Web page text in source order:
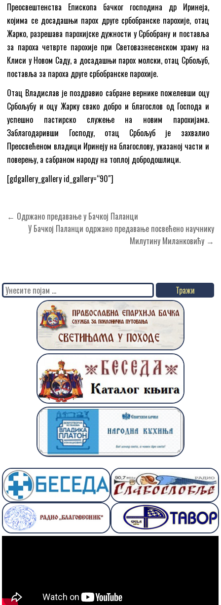
Преосвештенства Епископа бачког господина др Иринеја,
којима се досадашњи парох друге србобранске парохије, отац
Жарко, разрешава парохијске дужности у Србобрану и поставља
за пароха четврте парохије при Световазнесенском храму на
Клиси у Новом Саду, а досадашњи парох молски, отац Србољуб,
поставља за пароха друге србобранске парохије.
Отац Владислав је поздравио сабране вернике пожелевши оцу
Србољубу и оцу Жарку свако добро и благослов од Господа и
успешно пастирско служење на новим парохијама.
Заблагодаривши Господу, отац Србољуб је захвалио
Преосвећеном владици Иринеју на благослову, указаној части и
поверењу, а сабраном народу на топлој добродошлици.
[gdgallery_gallery id_gallery=“90″]
Кретање
чланка
← Одржано предавање у Бачкој Паланци
У Бачкој Паланци одржано предавање посвећено научнику
Милутину Миланковићу →
Search
for: